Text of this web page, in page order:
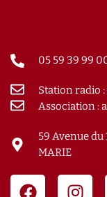
05 59 39 99
Station radio
Association :
59 Avenue du
MARIE